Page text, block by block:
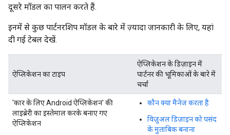
दूसरे मॉडल का पालन करते हैं.
इनमें से कुछ पार्टनरशिप मॉडल के बारे में ज़्यादा जानकारी के लिए, यहां
दी गई टेबल देखें.
ऐप्लिकेशन का टाइप
ऐप्लिकेशन के डिज़ाइन में
पार्टनर की भूमिकाओं के बारे में
चर्चा
'कार के लिए Android ऐप्लिकेशन' की
लाइब्रेरी का इस्तेमाल करके बनाए गए
ऐप्लिकेशन
कौन क्या मैनेज करता है
विज़ुअल डिज़ाइन को पसंद
के मुताबिक बनाना